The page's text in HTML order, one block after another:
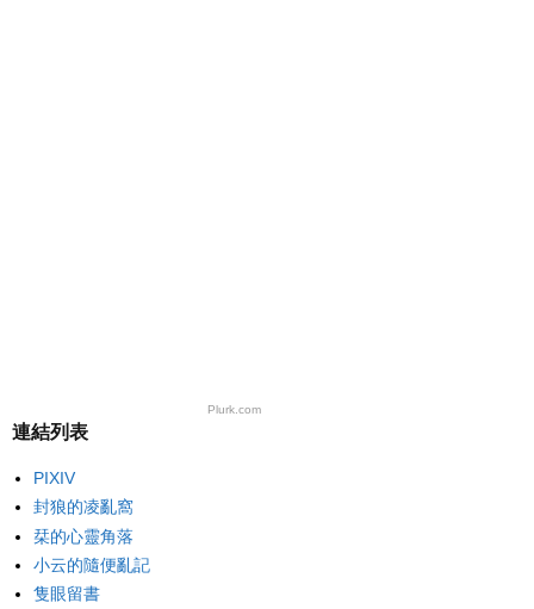
Plurk.com
連結列表
PIXIV
封狼的凌亂窩
栞的心靈角落
小云的隨便亂記
隻眼留書